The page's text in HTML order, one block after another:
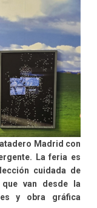
Madrid con
La feria es
cuidada de
van desde la
y obra gráfica